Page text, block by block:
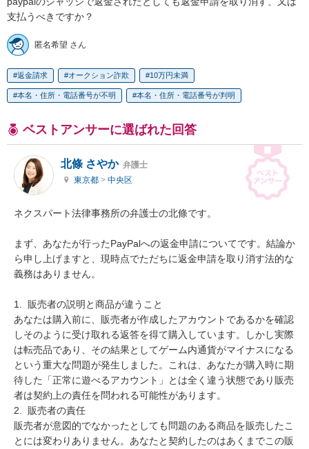
支払うべきですか？
匿名希望 さん
返金請求 オークション詐欺 10万円未満
本名・住所・電話番号が不明 本名・住所・電話番号が判明
ベストアンサーに選ばれた回答
北條 さやか 弁護士
東京都 > 中央区
ネクスパート法律事務所の弁護士の北條です。
まず、あなたが行ったPayPalへの返金申請についてです。結論か
ら申し上げますと、現時点でただちに返金申請を取り消す法的な
義務はありません。
1.  販売者の説明と商品が違うこと
あなたは購入前に、販売者が作成したアカウントであるかを確認
しそのように受け取れる返答を得て購入しています。しかし実際
は転売品であり、その結果としてゲーム内通貨がマイナスになる
という重大な問題が発生しました。これは、あなたが購入時に期
待した「正常に遊べるアカウント」とは全く違う状態であり販売
者は契約上の責任を問われる可能性があります。
2.  販売者の責任
販売者が意図的でなかったとしても問題のある商品を販売したこ
とには変わりありません。あなたと契約したのはあくまでこの販